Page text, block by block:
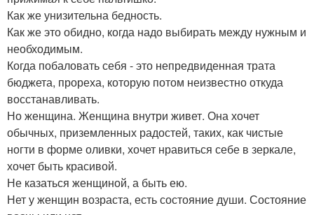
Как же унизительна бедность.
Как же это обидно, когда надо выбирать между нужным и
необходимым.
Когда побаловать себя - это непредвиденная трата
бюджета, прореха, которую потом неизвестно откуда
восстанавливать.
Но женщина. Женщина внутри живет. Она хочет
обычных, приземленных радостей, таких, как чистые
ногти в форме оливки, хочет нравиться себе в зеркале,
хочет быть красивой.
Не казаться женщиной, а быть ею.
Нет у женщин возраста, есть состояние души. Состояние